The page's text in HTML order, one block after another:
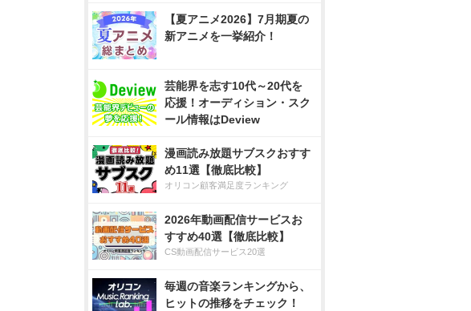
【夏アニメ2026】7月期夏の
新アニメを一挙紹介！
芸能界を志す10代～20代を
応援！オーディション・スク
ール情報はDeview
漫画読み放題サブスクおすす
め11選【徹底比較】
オリコン顧客満足度ランキング
2026年動画配信サービスお
すすめ40選【徹底比較】
CS動画配信サービス20選
毎週の音楽ランキングから、
ヒットの推移をチェック！